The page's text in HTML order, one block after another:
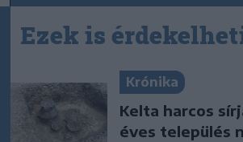
Ezek is
Krónika
Kelta harcos
éves település